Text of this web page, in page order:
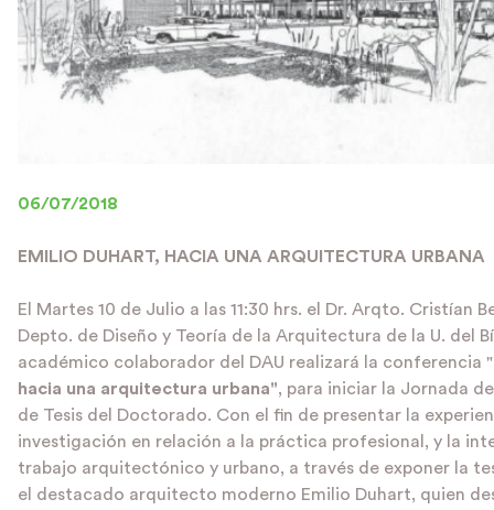
06/07/2018
EMILIO DUHART, HACIA UNA ARQUITECTURA URBANA
El Martes 10 de Julio a las 11:30 hrs. el Dr. Arqto. Cristían
Depto. de Diseño y Teoría de la Arquitectura de la U. del
académico colaborador del DAU realizará la conferencia "
hacia una arquitectura urbana", para iniciar la Jornada
de Tesis del Doctorado. Con el fin de presentar la
investigación en relación a la práctica profesional, y la
trabajo arquitectónico y urbano, a través de exponer la
el destacado arquitecto moderno Emilio Duhart, quien